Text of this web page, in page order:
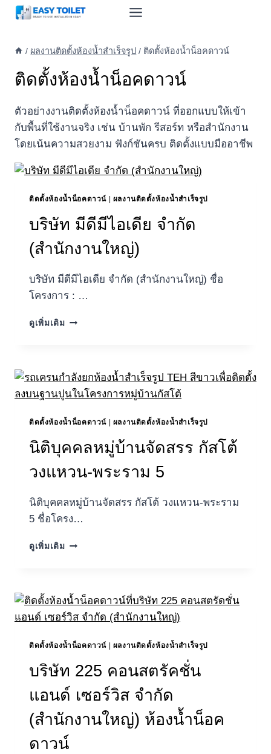
Skip
/ ผลงานติดตั้งห้องน้ำสำเร็จรูป / ติดตั้งห้องน้ำน็อคดาวน์
ติดตั้งห้องน้ำน็อคดาวน์
ตัวอย่างงานติดตั้งห้องน้ำน็อคดาวน์ ที่ออกแบบให้เข้า
กับพื้นที่ใช้งานจริง เช่น บ้านพัก รีสอร์ท หรือสำนักงาน
โดยเน้นความสวยงาม ฟังก์ชันครบ ติดตั้งแบบมืออาชีพ
ติดตั้งห้องน้ำน็อคดาวน์| ผลงานติดตั้งห้องน้ำสำเร็จรูป
บริษัท มีดีมีไอเดีย จำกัด
(สำนักงานใหญ่)
บริษัท มีดีมีไอเดีย จำกัด (สำนักงานใหญ่) ชื่อ
โครงการ : …
ดูเพิ่มเติมบริษัท
ไอ
เดีย
จำกัด
ใหญ่)
ติดตั้งห้องน้ำน็อคดาวน์| ผลงานติดตั้งห้องน้ำสำเร็จรูป
นิติบุคคลหมู่บ้านจัดสรร กัสโต้
วงแหวน-พระราม 5
นิติบุคคลหมู่บ้านจัดสรร กัสโต้ วงแหวน-พระราม
5 ชื่อโครง…
ดูเพิ่มเติมนิติบุคคล
โต้
วงแหวน-
พระราม
ติดตั้งห้องน้ำน็อคดาวน์| ผลงานติดตั้งห้องน้ำสำเร็จรูป
บริษัท 225 คอนสตรัคชั่น
แอนด์ เซอร์วิส จำกัด
(สำนักงานใหญ่) ห้องน้ำน็อค
ดาวน์